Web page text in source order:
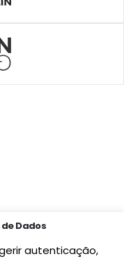
Dados
autenticação,